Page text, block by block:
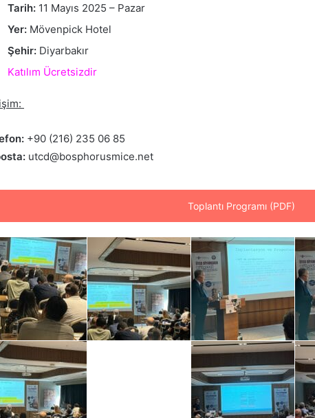
Tarih: 11 Mayıs 2025 – Pazar
Yer: Mövenpick Hotel
Şehir: Diyarbakır
Katılım Ücretsizdir
+90 (216) 235 06 85
utcd@bosphorusmice.net
Toplantı Programı (PDF)